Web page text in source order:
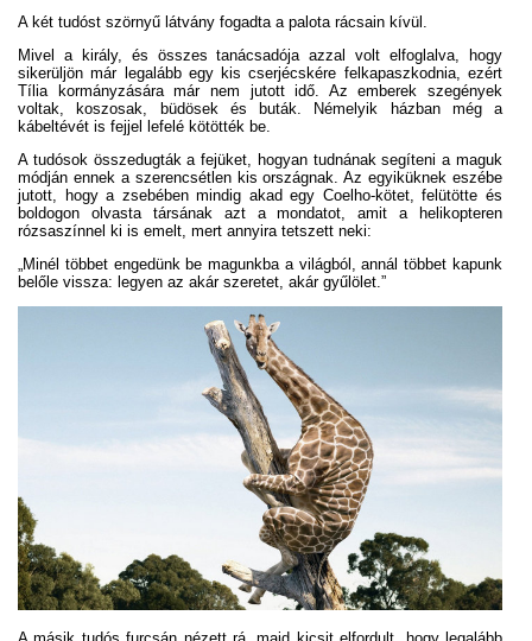
A két tudóst szörnyű látvány fogadta a palota rácsain kívül.
Mivel a király, és összes tanácsadója azzal volt elfoglalva, hogy
sikerüljön már legalább egy kis cserjécskére felkapaszkodnia, ezért
Tília kormányzására már nem jutott idő. Az emberek szegények
voltak, koszosak, büdösek és buták. Némelyik házban még a
kábeltévét is fejjel lefelé kötötték be.
A tudósok összedugták a fejüket, hogyan tudnának segíteni a maguk
módján ennek a szerencsétlen kis országnak. Az egyiküknek eszébe
jutott, hogy a zsebében mindig akad egy Coelho-kötet, felütötte és
boldogon olvasta társának azt a mondatot, amit a helikopteren
rózsaszínnel ki is emelt, mert annyira tetszett neki:
„Minél többet engedünk be magunkba a világból, annál többet kapunk
belőle vissza: legyen az akár szeretet, akár gyűlölet.”